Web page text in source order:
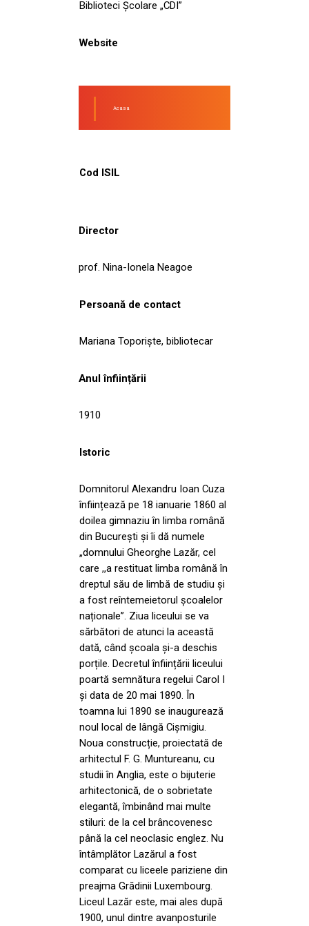
Biblioteci Școlare „CDI”
Website
Acasa
Cod ISIL
Director
prof. Nina-Ionela Neagoe
Persoană de contact
Mariana Toporiște, bibliotecar
Anul înființării
1910
Istoric
Domnitorul Alexandru Ioan Cuza
înființează pe 18 ianuarie 1860 al
doilea gimnaziu în limba română
din București și îi dă numele
„domnului Gheorghe Lazăr, cel
care ,,a restituat limba română în
dreptul său de limbă de studiu și
a fost reîntemeietorul școalelor
naționale”. Ziua liceului se va
sărbători de atunci la această
dată, când școala și-a deschis
porțile. Decretul înființării liceului
poartă semnătura regelui Carol I
și data de 20 mai 1890. În
toamna lui 1890 se inaugurează
noul local de lângă Cișmigiu.
Noua construcție, proiectată de
arhitectul F. G. Muntureanu, cu
studii în Anglia, este o bijuterie
arhitectonică, de o sobrietate
elegantă, îmbinând mai multe
stiluri: de la cel brâncovenesc
până la cel neoclasic englez. Nu
întâmplător Lazărul a fost
comparat cu liceele pariziene din
preajma Grădinii Luxembourg.
Liceul Lazăr este, mai ales după
1900, unul dintre avanposturile